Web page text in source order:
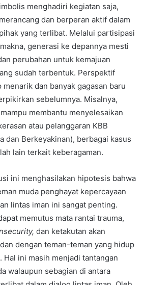
menghadiri kegiatan saja,
dan berperan aktif dalam
yang terlibat. Melalui partisipasi
generasi ke depannya mesti
perubahan untuk kemajuan
sudah terbentuk. Perspektif
dan banyak gagasan baru
sebelumnya. Misalnya,
membantu menyelesaikan
atau pelanggaran KBB
dan Berkeyakinan), berbagai kasus
lain terkait keberagaman.
ini menghasilakan hipotesis bahwa
muda penghayat kepercayaan
lintas iman ini sangat penting.
memutus mata rantai trauma,
dan ketakutan akan
dengan teman-teman yang hidup
ini masih menjadi tantangan
walaupun sebagian di antara